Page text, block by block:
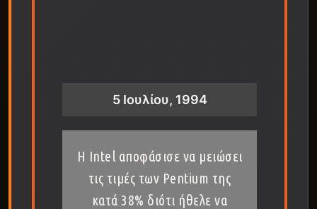
5 Ιουλίου, 1994
Η Intel αποφάσισε να μειώσει
τις τιμές των Pentium της
κατά 38% διότι ήθελε να